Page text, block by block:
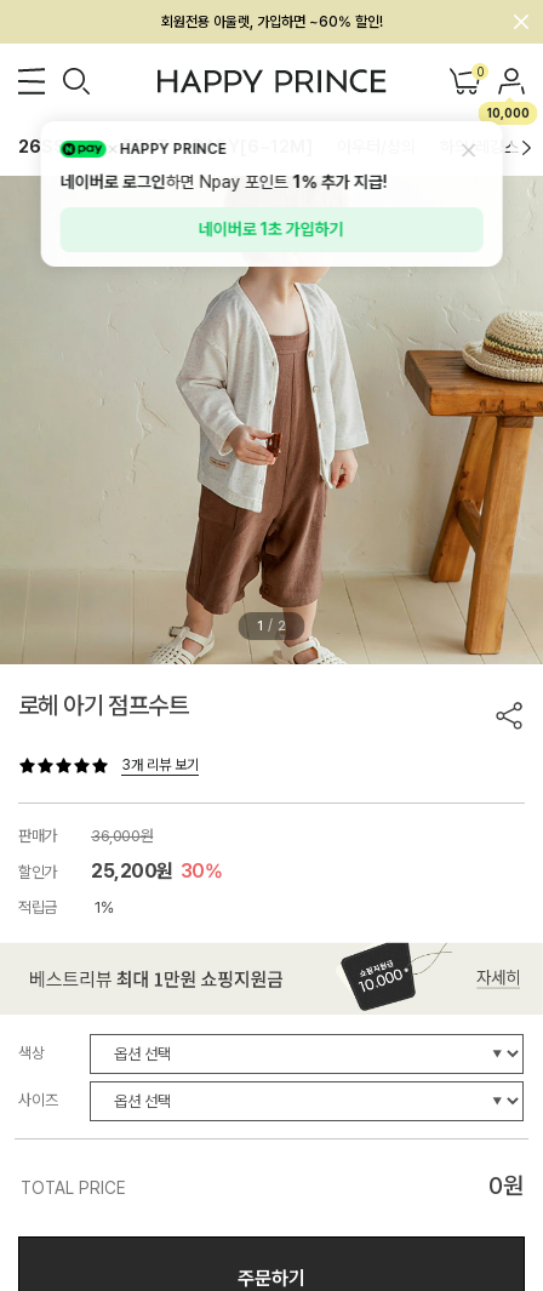
회원전용 아울렛, 가입하면 ~60% 할인!
멤버십 최대 28,000원 혜택 0
10,000
26SS 신상 BEST BABY[6~12M] 하의/레깅스
1 / 2
로헤 아기 점프수트
3개 리뷰 보기
판매가
36,000원
할인가
25,200원 30%
적립금 1%
색상
사이즈
TOTAL PRICE 0원
주문하기
HAPPY PRINCE
네이버로 로그인하면 Npay 포인트1%추가 지급!
네이버로 1초 가입하기